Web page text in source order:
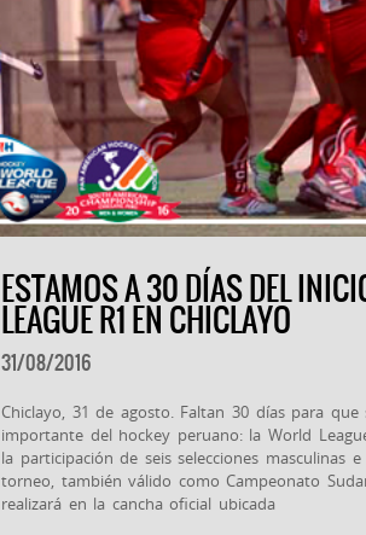
ESTAMOS A 30 DÍAS DEL
LEAGUE R1 EN CHICLAYO
31/08/2016
Chiclayo, 31 de agosto. Faltan 30 días para
importante del hockey peruano: la World
la participación de seis selecciones masculinas
torneo, también válido como Campeonato
realizará en la cancha oficial ubicada